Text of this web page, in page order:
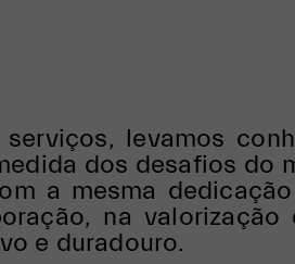
levamos
dos desafios do
a mesma
na
e duradouro.